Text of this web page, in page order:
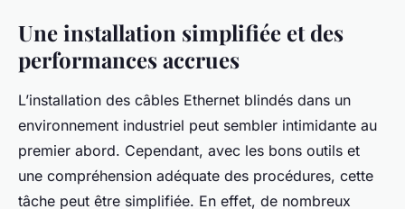
Une installation simplifiée et des
performances accrues
L’installation des câbles Ethernet blindés dans un
environnement industriel peut sembler intimidante au
premier abord. Cependant, avec les bons outils et
une compréhension adéquate des procédures, cette
tâche peut être simplifiée. En effet, de nombreux